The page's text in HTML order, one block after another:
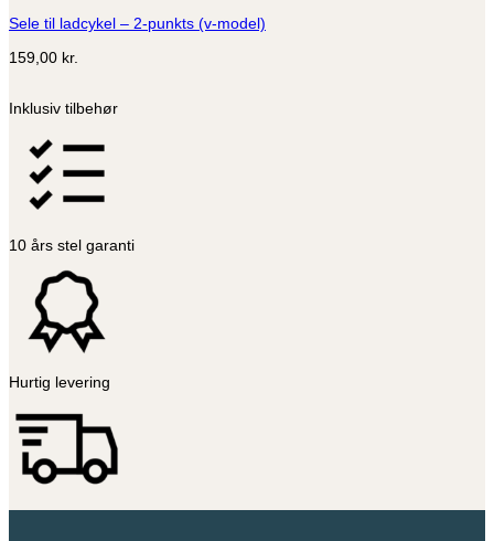
Sele til ladcykel – 2-punkts (v-model)
159,00 kr.
Inklusiv tilbehør
10 års stel garanti
Hurtig levering